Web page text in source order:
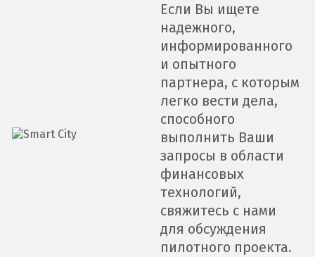
Если Вы ищете
надежного,
информированного
и опытного
партнера, с которым
легко вести дела,
способного
выполнить Ваши
запросы в области
финансовых
технологий,
свяжитесь с нами
для обсуждения
пилотного проекта.